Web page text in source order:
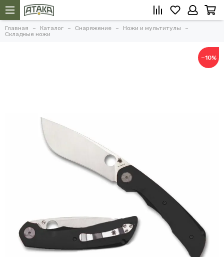
Главная Каталог Снаряжение
Ножи и мультитулы
Складные ножи
−10%